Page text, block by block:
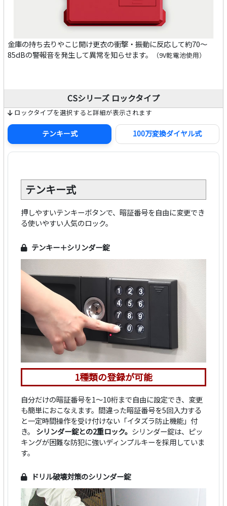
金庫の持ち去りやこじ開け更衣の衝撃・振動に反応して約70～
85dBの警報音を発生して異常を知らせます。
（9V乾電池使用）
CSシリーズ ロックタイプ
ロックタイプを選択すると詳細が表示されます
テンキー式 100万変換ダイヤル式
テンキー式
押しやすいテンキーボタンで、暗証番号を自由に変更でき
る使いやすい人気のロック。
テンキー＋シリンダー錠
1種類の登録が可能
自分だけの暗証番号を1～10桁まで自由に設定でき、変更
も簡単におこなえます。間違った暗証番号を5回入力する
と一定時間操作を受け付けない「イタズラ防止機能」付
き。 シリンダー錠との2重ロック。 シリンダー錠は、ピッ
キングが困難な防犯に強いディンプルキーを採用していま
す。
ドリル破壊対策のシリンダー錠